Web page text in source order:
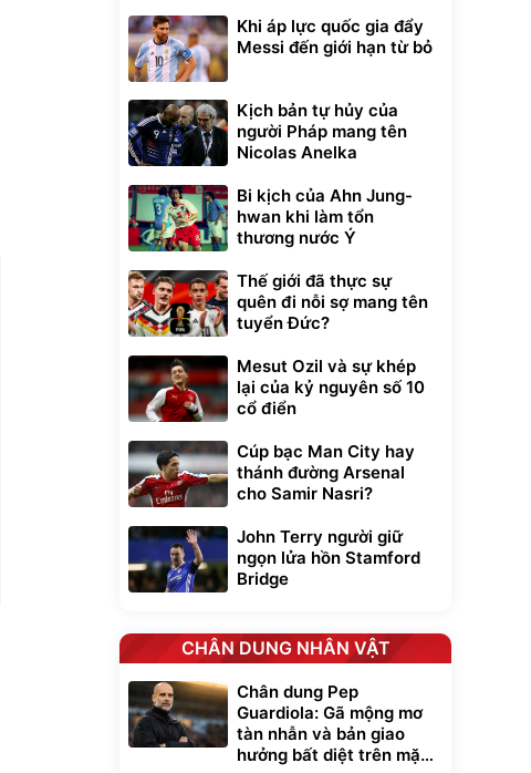
Khi áp lực quốc gia đẩy
Messi đến giới hạn từ bỏ
Kịch bản tự hủy của
người Pháp mang tên
Nicolas Anelka
Bi kịch của Ahn Jung-
hwan khi làm tổn
thương nước Ý
Thế giới đã thực sự
quên đi nỗi sợ mang tên
tuyển Đức?
Mesut Ozil và sự khép
lại của kỷ nguyên số 10
cổ điển
Cúp bạc Man City hay
thánh đường Arsenal
cho Samir Nasri?
John Terry người giữ
ngọn lửa hồn Stamford
Bridge
CHÂN DUNG NHÂN VẬT
Chân dung Pep
Guardiola: Gã mộng mơ
tàn nhẫn và bản giao
hưởng bất diệt trên mặt